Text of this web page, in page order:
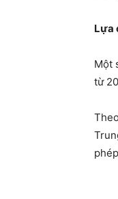
Lựa
Một
từ